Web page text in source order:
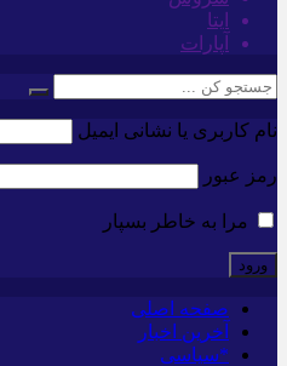
ایتا
آپارات
نام کاربری یا نشانی ایمیل
رمز عبور
مرا به خاطر بسپار
صفحه اصلی
آخرین اخبار
*سیاسی